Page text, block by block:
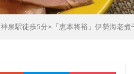
神泉駅徒歩5分×「恵本将裕」伊勢海老煮